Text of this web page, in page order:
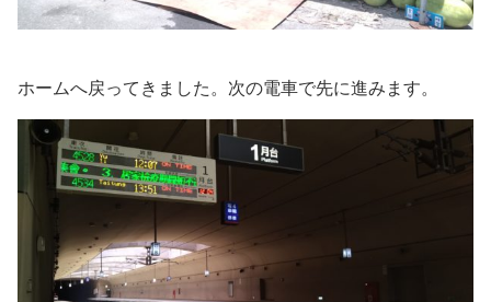
ホームへ戻ってきました。次の電車で先に進みます。